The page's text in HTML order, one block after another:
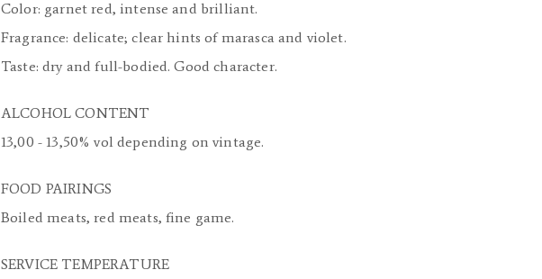
Color: garnet red, intense and brilliant.
Fragrance: delicate; clear hints of marasca and violet.
Taste: dry and full-bodied. Good character.
ALCOHOL CONTENT
13,00 - 13,50% vol depending on vintage.
FOOD PAIRINGS
Boiled meats, red meats, fine game.
SERVICE TEMPERATURE